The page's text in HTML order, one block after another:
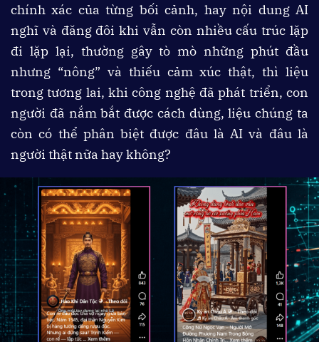
chính xác của từng bối cảnh, hay nội dung AI
nghĩ và đăng đôi khi vẫn còn nhiều cấu trúc lặp
đi lặp lại, thường gây tò mò những phút đầu
nhưng “nông” và thiếu cảm xúc thật, thì liệu
trong tương lai, khi công nghệ đã phát triển, con
người đã nắm bắt được cách dùng, liệu chúng ta
còn có thể phân biệt được đâu là AI và đâu là
người thật nữa hay không?